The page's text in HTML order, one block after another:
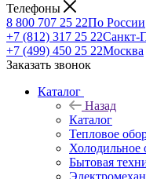
Телефоны
8 800 707 25 22По России
+7 (812) 317 25 22Санкт-
+7 (499) 450 25 22Москва
Заказать звонок
Каталог
Назад
Каталог
Тепловое
Холодильное
Бытовая